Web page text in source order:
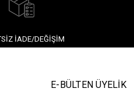
İADE/DEĞIŞIM
E-BÜLTEN ÜYELİK